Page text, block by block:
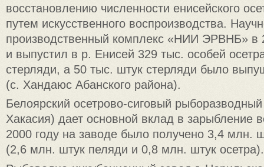
восстановлению численности енисейского
путем искусственного воспроизводства.
производственный комплекс «НИИ ЭРВНБ» в
и выпустил в р. Енисей 329 тыс. особей
стерляди, а 50 тыс. штук стерляди было
(с. Хандаюс Абанского района).
Белоярский осетрово-сиговый
Хакасия) дает основной вклад в зарыбление
2000 году на заводе было получено 3,4 млн.
(2,6 млн. штук пеляди и 0,8 млн. штук осетра).